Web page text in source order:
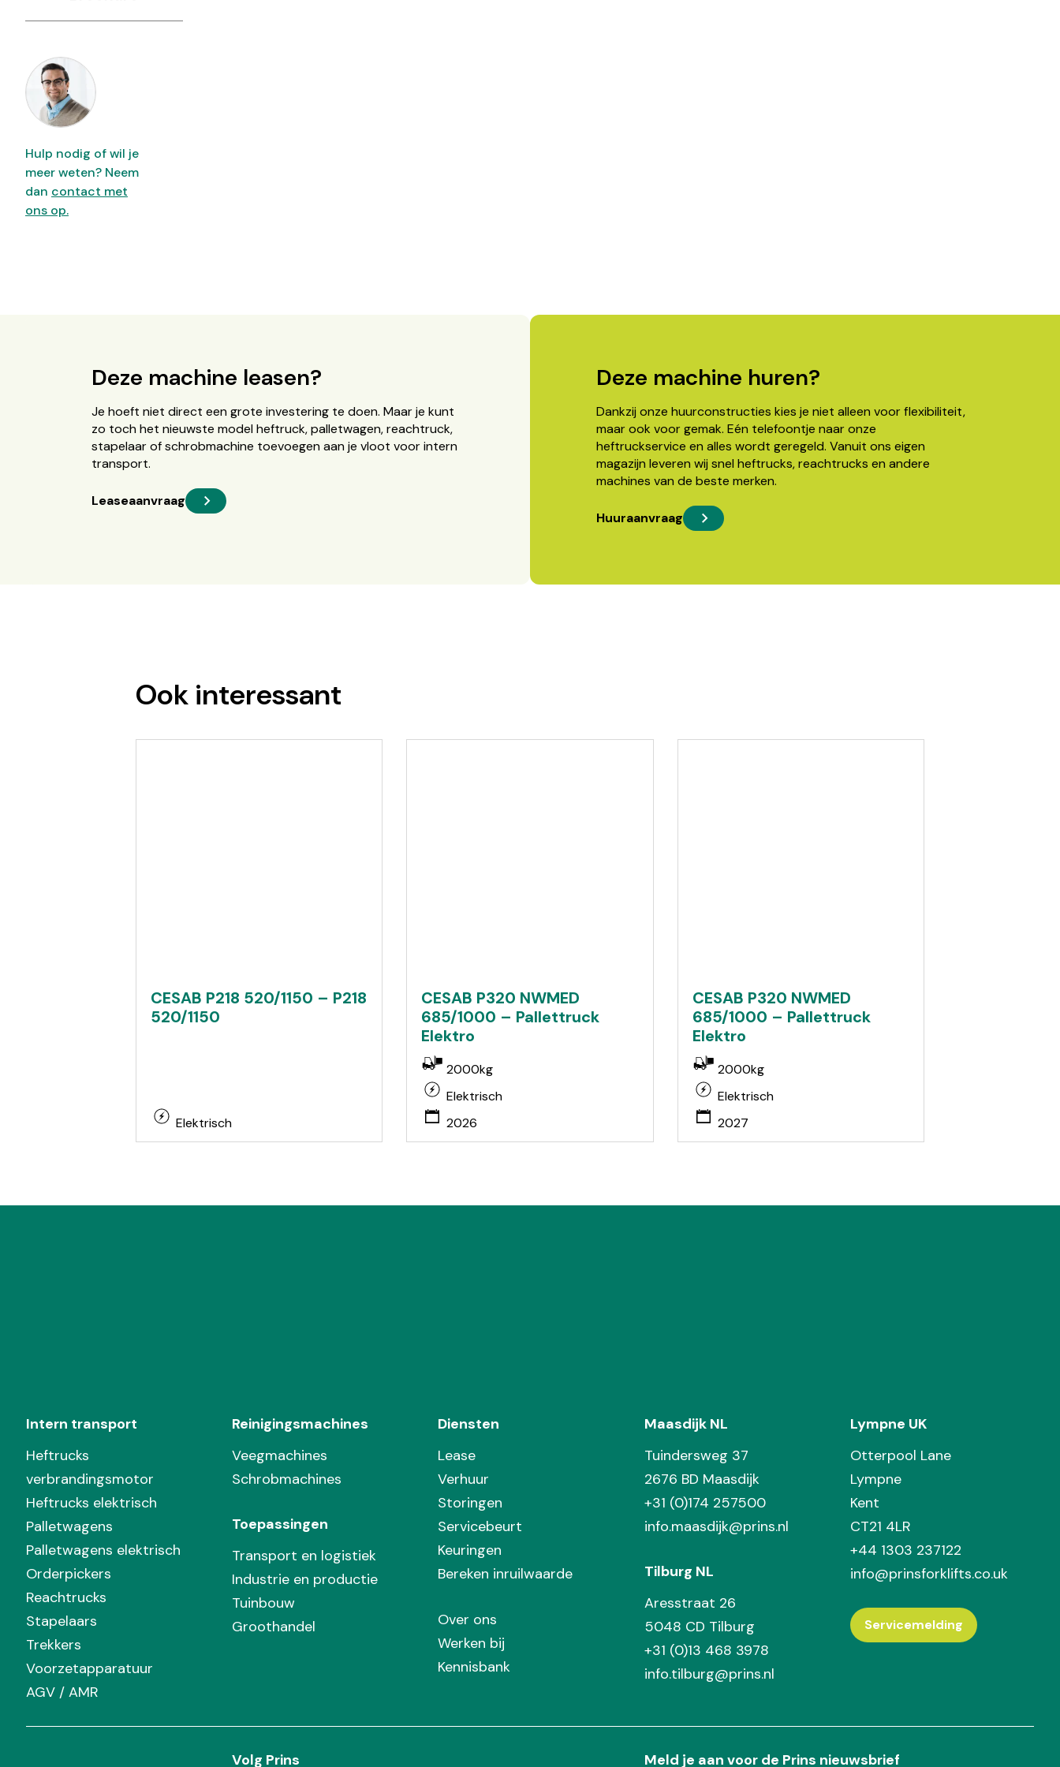
Hulp nodig of wil je
meer weten? Neem
dan contact met
ons op.
Deze machine leasen?
Je hoeft niet direct een grote investering te doen. Maar je kunt
zo toch het nieuwste model heftruck, palletwagen, reachtruck,
stapelaar of schrobmachine toevoegen aan je vloot voor intern
transport.
Leaseaanvraag
Deze machine huren?
Dankzij onze huurconstructies kies je niet alleen voor flexibiliteit,
maar ook voor gemak. Eén telefoontje naar onze
heftruckservice en alles wordt geregeld. Vanuit ons eigen
magazijn leveren wij snel heftrucks, reachtrucks en andere
machines van de beste merken.
Huuraanvraag
Ook interessant
CESAB P218 520/1150 – P218
520/1150
Elektrisch
CESAB P320 NWMED
685/1000 – Pallettruck
Elektro
2000kg
Elektrisch
2026
CESAB P320 NWMED
685/1000 – Pallettruck
Elektro
2000kg
Elektrisch
2027
Intern transport
Heftrucks
verbrandingsmotor
Heftrucks elektrisch
Palletwagens
Palletwagens elektrisch
Orderpickers
Reachtrucks
Stapelaars
Trekkers
Voorzetapparatuur
AGV / AMR
Reinigingsmachines
Veegmachines
Schrobmachines
Toepassingen
Transport en logistiek
Industrie en productie
Tuinbouw
Groothandel
Diensten
Lease
Verhuur
Storingen
Servicebeurt
Keuringen
Bereken inruilwaarde
Over ons
Werken bij
Kennisbank
Maasdijk NL
Tuindersweg 37
2676 BD Maasdijk
+31 (0)174 257500
info.maasdijk@prins.nl
Tilburg NL
Aresstraat 26
5048 CD Tilburg
+31 (0)13 468 3978
info.tilburg@prins.nl
Lympne UK
Otterpool Lane
Lympne
Kent
CT21 4LR
+44 1303 237122
info@prinsforklifts.co.uk
Servicemelding
Volg Prins Meld je aan voor de Prins nieuwsbrief